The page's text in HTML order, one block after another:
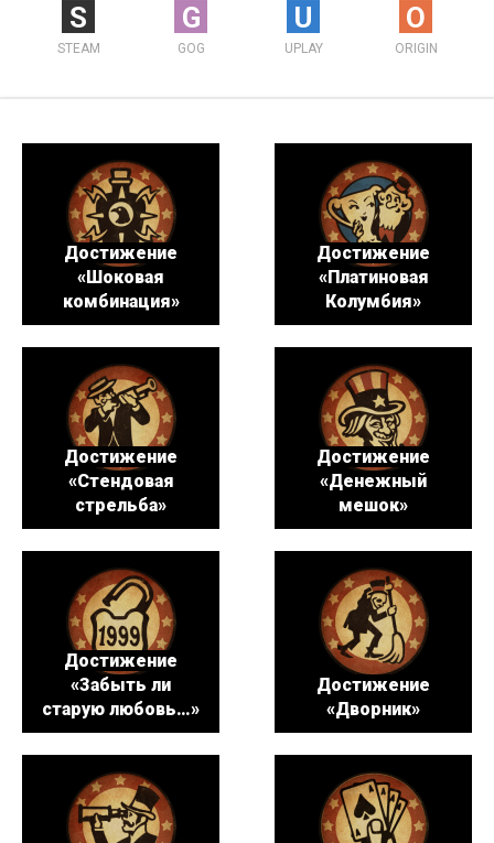
S
STEAM
G
GOG
U
UPLAY
O
ORIGIN
Достижение
«Шоковая
комбинация»
Достижение
«Платиновая
Колумбия»
Достижение
«Стендовая
стрельба»
Достижение
«Денежный
мешок»
Достижение
«Забыть ли
старую любовь…»
Достижение
«Дворник»